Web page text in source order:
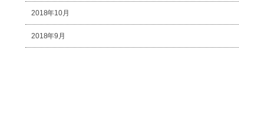
2018年10月
2018年9月